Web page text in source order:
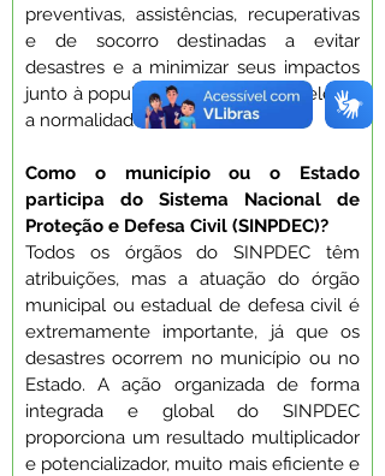
preventivas, assistências, recuperativas
e de socorro destinadas a evitar
desastres e a minimizar seus impactos
junto à população a fim de restabelecer
a normalidade social.
Como o município ou o Estado
participa do Sistema Nacional de
Proteção e Defesa Civil (SINPDEC)?
Todos os órgãos do SINPDEC têm
atribuições, mas a atuação do órgão
municipal ou estadual de defesa civil é
extremamente importante, já que os
desastres ocorrem no município ou no
Estado. A ação organizada de forma
integrada e global do SINPDEC
proporciona um resultado multiplicador
e potencializador, muito mais eficiente e